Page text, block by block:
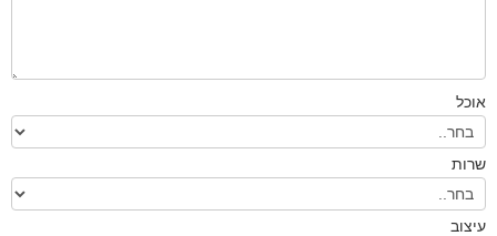
אוכל
שרות
עיצוב